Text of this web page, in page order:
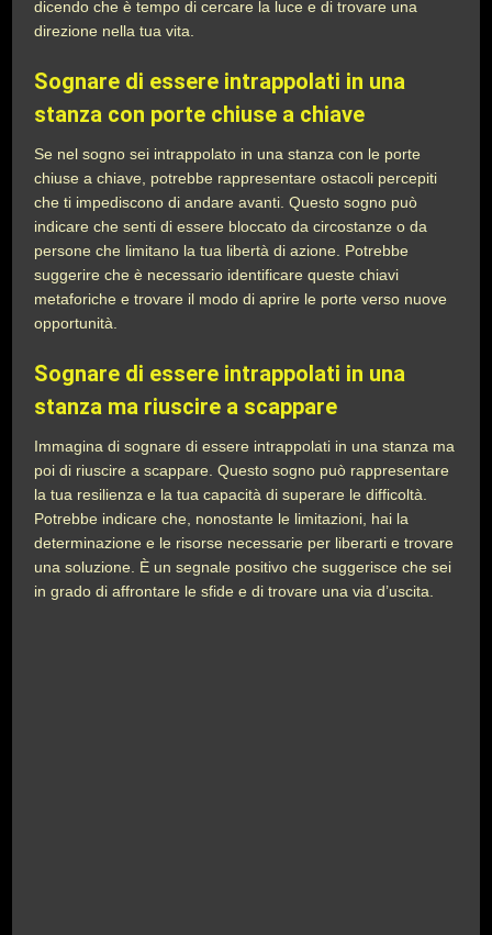
dicendo che è tempo di cercare la luce e di trovare una
direzione nella tua vita.
Sognare di essere intrappolati in una
stanza con porte chiuse a chiave
Se nel sogno sei intrappolato in una stanza con le porte
chiuse a chiave, potrebbe rappresentare ostacoli percepiti
che ti impediscono di andare avanti. Questo sogno può
indicare che senti di essere bloccato da circostanze o da
persone che limitano la tua libertà di azione. Potrebbe
suggerire che è necessario identificare queste chiavi
metaforiche e trovare il modo di aprire le porte verso nuove
opportunità.
Sognare di essere intrappolati in una
stanza ma riuscire a scappare
Immagina di sognare di essere intrappolati in una stanza ma
poi di riuscire a scappare. Questo sogno può rappresentare
la tua resilienza e la tua capacità di superare le difficoltà.
Potrebbe indicare che, nonostante le limitazioni, hai la
determinazione e le risorse necessarie per liberarti e trovare
una soluzione. È un segnale positivo che suggerisce che sei
in grado di affrontare le sfide e di trovare una via d’uscita.